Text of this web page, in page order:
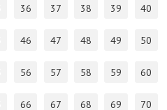
36 37 38 39 40
46 47 48 49 50
56 57 58 59 60
66 67 68 69 70